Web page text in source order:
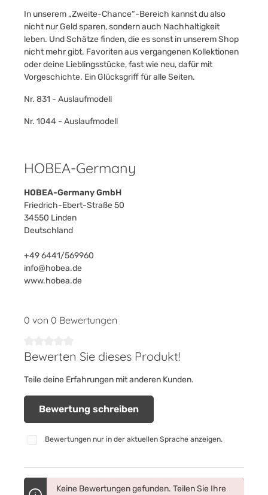
In unserem „Zweite-Chance“-Bereich kannst du also
nicht nur Geld sparen, sondern auch Nachhaltigkeit
leben. Und Schätze finden, die es sonst in unserem Shop
nicht mehr gibt. Favoriten aus vergangenen Kollektionen
oder deine Lieblingsstücke, fast wie neu, dafür mit
Vorgeschichte. Ein Glücksgriff für alle Seiten.
Nr. 831 - Auslaufmodell
Nr. 1044 - Auslaufmodell
HOBEA-Germany
HOBEA-Germany GmbH
Friedrich-Ebert-Straße 50
34550 Linden
Deutschland
+49 6441/569960
info@hobea.de
www.hobea.de
0 von 0 Bewertungen
Durchschnittliche Bewertung von 0 von 5 Sternen
Bewerten Sie dieses Produkt!
Teile deine Erfahrungen mit anderen Kunden.
Bewertung schreiben
Bewertungen nur in der aktuellen Sprache anzeigen.
Keine Bewertungen gefunden. Teilen Sie Ihre